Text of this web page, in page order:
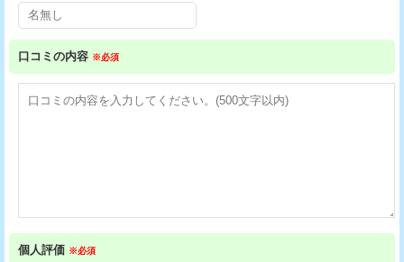
口コミの内容 ※必須
個人評価 ※必須